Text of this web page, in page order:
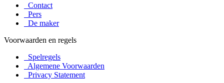
Contact
Pers
De maker
Voorwaarden en regels
Spelregels
Algemene Voorwaarden
Privacy Statement